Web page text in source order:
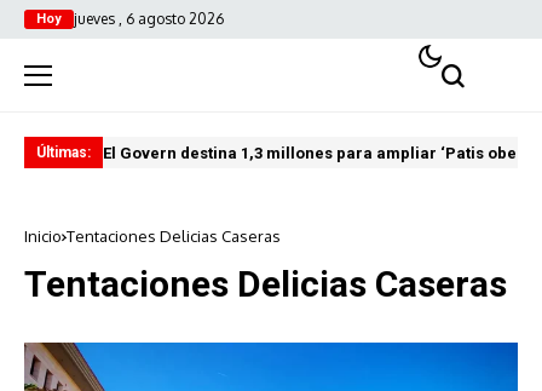
Hoy jueves , 6 agosto 2026
Últimas: El Govern destina 1,3 millones para ampliar ‘Patis
Inicio Tentaciones Delicias Caseras
Tentaciones Delicias Caseras